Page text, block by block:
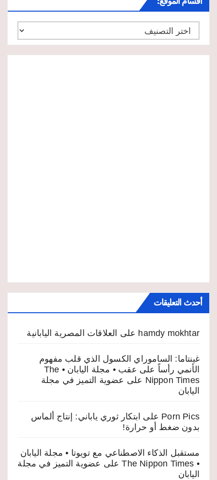
أقسام
الموقع:
أحدث التعليقات
hamdy mokhtar على العلاقات المصرية اليابانية
غينتاما: الساموراي الكسول الذي قلب مفهوم
الأنمي رأساً على عقب • مجلة اليابان • The
Nippon Times على عضوية التميز في مجلة
اليابان
Porn Pics على ابتكار ثوري ياباني: إنتاج ألماس
بدون ضغط أو حرارة!
مستقبل الذكاء الاصطناعي مع تويوتا • مجلة اليابان
• The Nippon Times
على عضوية التميز في مجلة
اليابان